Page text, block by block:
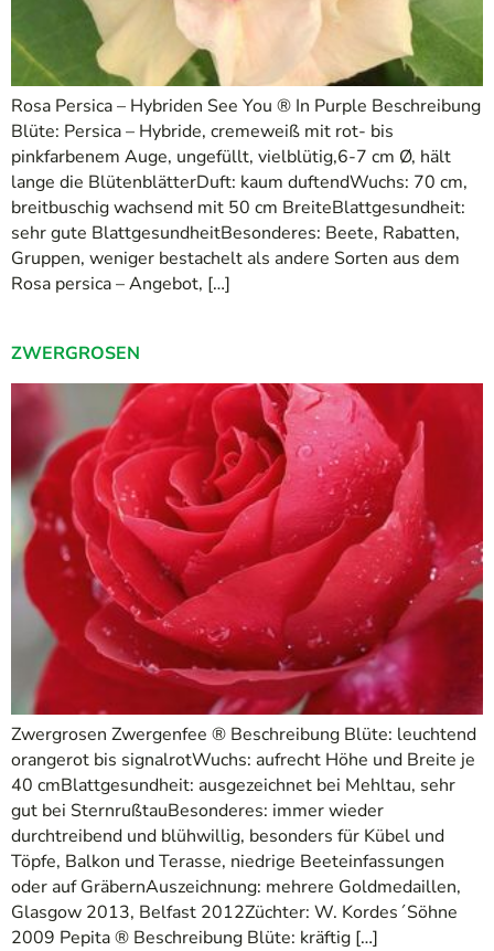
Rosa Persica – Hybriden See You ® In Purple Beschreibung
Blüte: Persica – Hybride, cremeweiß mit rot- bis
pinkfarbenem Auge, ungefüllt, vielblütig,6-7 cm Ø, hält
lange die BlütenblätterDuft: kaum duftendWuchs: 70 cm,
breitbuschig wachsend mit 50 cm BreiteBlattgesundheit:
sehr gute BlattgesundheitBesonderes: Beete, Rabatten,
Gruppen, weniger bestachelt als andere Sorten aus dem
Rosa persica – Angebot, […]
ZWERGROSEN
Zwergrosen Zwergenfee ® Beschreibung Blüte: leuchtend
orangerot bis signalrotWuchs: aufrecht Höhe und Breite je
40 cmBlattgesundheit: ausgezeichnet bei Mehltau, sehr
gut bei SternrußtauBesonderes: immer wieder
durchtreibend und blühwillig, besonders für Kübel und
Töpfe, Balkon und Terasse, niedrige Beeteinfassungen
oder auf GräbernAuszeichnung: mehrere Goldmedaillen,
Glasgow 2013, Belfast 2012Züchter: W. Kordes´Söhne
2009 Pepita ® Beschreibung Blüte: kräftig […]